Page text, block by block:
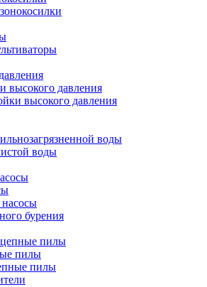
высокого давления
высокого давления
воды
воды
бурения
пилы
пилы
пилы